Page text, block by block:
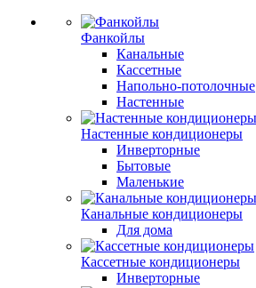
Фанкойлы
Канальные
Кассетные
Напольно-потолочные
Настенные
Настенные кондиционеры
Инверторные
Бытовые
Маленькие
Канальные кондиционеры
Для дома
Кассетные кондиционеры
Инверторные